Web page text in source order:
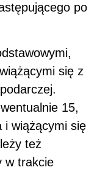
po
się z
15,
i wiążącymi się
też
w trakcie